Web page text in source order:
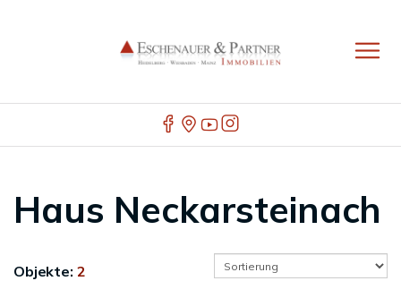
Haus Neckarsteinach
Objekte: 2